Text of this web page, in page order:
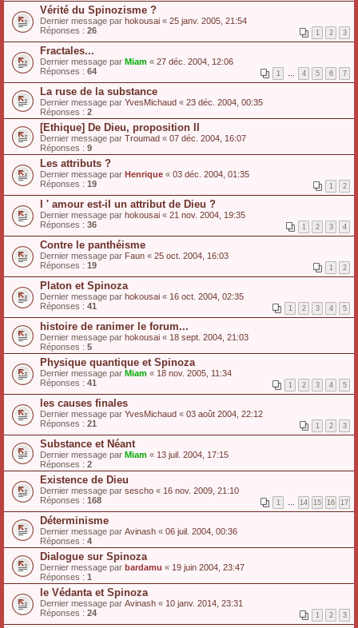
Vérité du Spinozisme ?
Dernier message par hokousai « 25 janv. 2005, 21:54
Réponses : 26 1 2 3
Fractales...
Dernier message par Miam « 27 déc. 2004, 12:06
Réponses : 64 1 … 4 5 6 7
La ruse de la substance
Dernier message par YvesMichaud « 23 déc. 2004, 00:35
Réponses : 2
[Ethique] De Dieu, proposition II
Dernier message par Troumad « 07 déc. 2004, 16:07
Réponses : 9
Les attributs ?
Dernier message par Henrique « 03 déc. 2004, 01:35
Réponses : 19 1 2
l ' amour est-il un attribut de Dieu ?
Dernier message par hokousai « 21 nov. 2004, 19:35
Réponses : 36 1 2 3 4
Contre le panthéisme
Dernier message par Faun « 25 oct. 2004, 16:03
Réponses : 19 1 2
Platon et Spinoza
Dernier message par hokousai « 16 oct. 2004, 02:35
Réponses : 41 1 2 3 4 5
histoire de ranimer le forum...
Dernier message par hokousai « 18 sept. 2004, 21:03
Réponses : 5
Physique quantique et Spinoza
Dernier message par Miam « 18 nov. 2005, 11:34
Réponses : 41 1 2 3 4 5
les causes finales
Dernier message par YvesMichaud « 03 août 2004, 22:12
Réponses : 21 1 2 3
Substance et Néant
Dernier message par Miam « 13 juil. 2004, 17:15
Réponses : 2
Existence de Dieu
Dernier message par sescho « 16 nov. 2009, 21:10
Réponses : 168 1 … 14 15 16 17
Déterminisme
Dernier message par Avinash « 06 juil. 2004, 00:36
Réponses : 4
Dialogue sur Spinoza
Dernier message par bardamu « 19 juin 2004, 23:47
Réponses : 1
le Védanta et Spinoza
Dernier message par Avinash « 10 janv. 2014, 23:31
Réponses : 24 1 2 3